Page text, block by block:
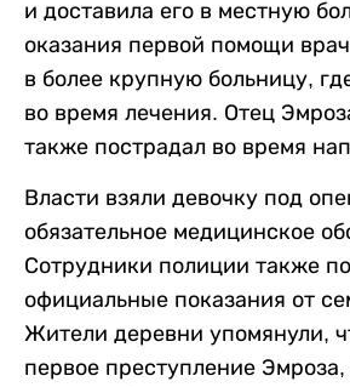
и доставила его в местную
оказания первой помощи
в более крупную больницу,
во время лечения. Отец
также пострадал во время
Власти взяли девочку под
обязательное медицинское
Сотрудники полиции также
официальные показания от
Жители деревни упомянули,
первое преступление Эмроза,